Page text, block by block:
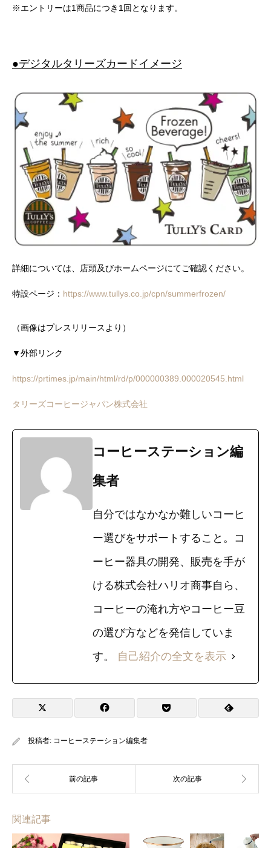
※エントリーは1商品につき1回となります。
●デジタルタリーズカードイメージ
詳細については、店頭及びホームページにてご確認ください。
特設ページ： https://www.tullys.co.jp/cpn/summerfrozen/
（画像はプレスリリースより）
▼外部リンク
https://prtimes.jp/main/html/rd/p/000000389.000020545.html
タリーズコーヒージャパン株式会社
コーヒーステーション編
集者
自分ではなかなか難しいコーヒ
ー選びをサポートすること。コ
ーヒー器具の開発、販売を手が
ける株式会社ハリオ商事自ら、
コーヒーの淹れ方やコーヒー豆
の選び方などを発信していま
す。 自己紹介の全文を表示
投稿者: コーヒーステーション編集者
関連記事